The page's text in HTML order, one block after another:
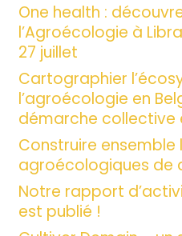
One health :
l’Agroécologie à
27 juillet
Cartographier
l’agroécologie en
démarche collective
Construire ensemble
agroécologiques de
Notre rapport
est publié !